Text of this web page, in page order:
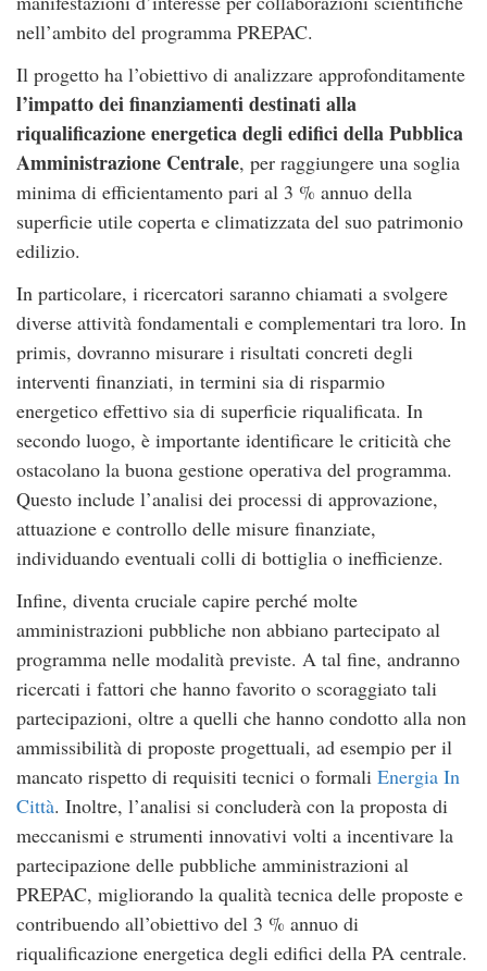
nell’ambito del programma PREPAC.
Il progetto ha l’obiettivo di analizzare approfonditamente
l’impatto dei finanziamenti destinati alla
riqualificazione energetica degli edifici della Pubblica
Amministrazione Centrale, per raggiungere una soglia
minima di efficientamento pari al 3 % annuo della
superficie utile coperta e climatizzata del suo patrimonio
edilizio.
In particolare, i ricercatori saranno chiamati a svolgere
diverse attività fondamentali e complementari tra loro. In
primis, dovranno misurare i risultati concreti degli
interventi finanziati, in termini sia di risparmio
energetico effettivo sia di superficie riqualificata. In
secondo luogo, è importante identificare le criticità che
ostacolano la buona gestione operativa del programma.
Questo include l’analisi dei processi di approvazione,
attuazione e controllo delle misure finanziate,
individuando eventuali colli di bottiglia o inefficienze.
Infine, diventa cruciale capire perché molte
amministrazioni pubbliche non abbiano partecipato al
programma nelle modalità previste. A tal fine, andranno
ricercati i fattori che hanno favorito o scoraggiato tali
partecipazioni, oltre a quelli che hanno condotto alla non
ammissibilità di proposte progettuali, ad esempio per il
mancato rispetto di requisiti tecnici o formali Energia In
Città. Inoltre, l’analisi si concluderà con la proposta di
meccanismi e strumenti innovativi volti a incentivare la
partecipazione delle pubbliche amministrazioni al
PREPAC, migliorando la qualità tecnica delle proposte e
contribuendo all’obiettivo del 3 % annuo di
riqualificazione energetica degli edifici della PA centrale.